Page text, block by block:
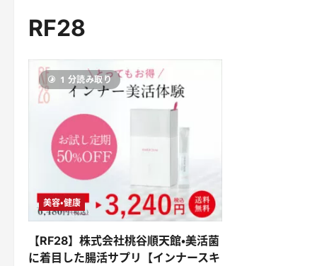
RF28
1 分読み取り
美容・健康
【RF28】株式会社桃谷順天館・美活菌
に着目した腸活サプリ【インナースキ